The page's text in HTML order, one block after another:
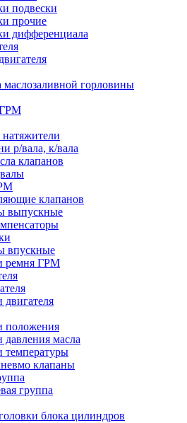
подвески
прочие
дифференциала
горловины
ГРМ
р/вала, к/вала
клапанов
клапанов
выпускные
впускные
ремня ГРМ
двигателя
положения
давления масла
температуры
клапаны
группа
блока цилиндров